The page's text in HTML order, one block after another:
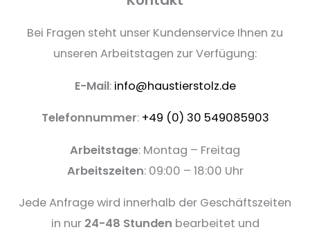
Bei Fragen steht unser Kundenservice Ihnen zu
unseren Arbeitstagen zur Verfügung:
E-Mail: info@haustierstolz.de
Telefonnummer: +49 (0) 30 549085903
Arbeitstage: Montag – Freitag
Arbeitszeiten: 09:00 – 18:00 Uhr
Jede Anfrage wird innerhalb der Geschäftszeiten
in nur 24-48 Stunden bearbeitet und